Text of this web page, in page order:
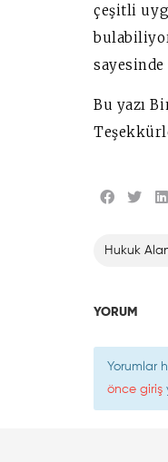
çeşitli
Bu yazı
Hukuk
YORUM
Yorumlar
önce giriş